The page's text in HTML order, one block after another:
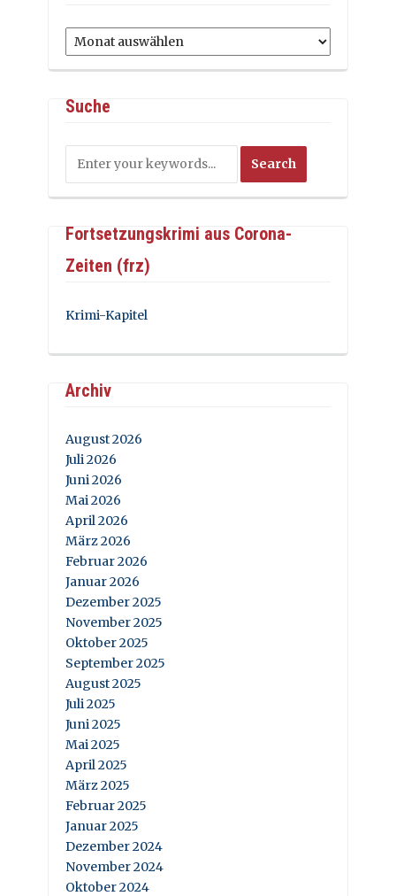
Archiv
Suche
Fortsetzungskrimi aus Corona-
Zeiten (frz)
Krimi-Kapitel
Archiv
August 2026
Juli 2026
Juni 2026
Mai 2026
April 2026
März 2026
Februar 2026
Januar 2026
Dezember 2025
November 2025
Oktober 2025
September 2025
August 2025
Juli 2025
Juni 2025
Mai 2025
April 2025
März 2025
Februar 2025
Januar 2025
Dezember 2024
November 2024
Oktober 2024